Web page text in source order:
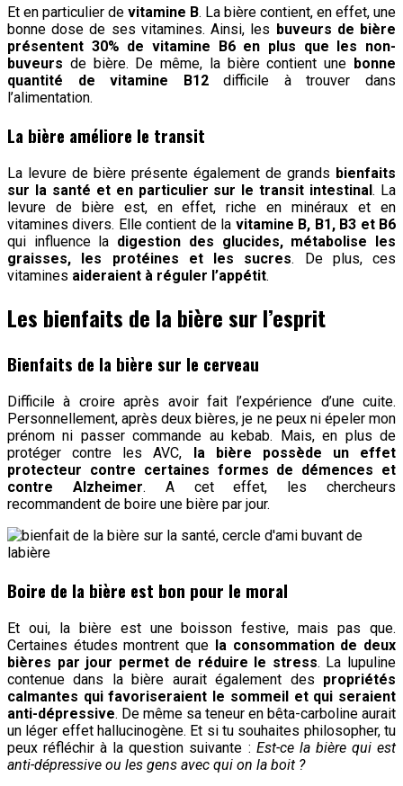
Et en particulier de vitamine B. La bière contient, en effet, une
bonne dose de ses vitamines. Ainsi, les buveurs de bière
présentent 30% de vitamine B6 en plus que les non-
buveurs de bière. De même, la bière contient une bonne
quantité de vitamine B12difficile à trouver dans
l’alimentation.
La bière améliore le transit
La levure de bière présente également de grands bienfaits
sur la santé et en particulier sur le transit intestinal. La
levure de bière est, en effet, riche en minéraux et en
vitamines divers. Elle contient de la vitamine B, B1, B3 et B6
qui influence la digestion des glucides, métabolise les
graisses, les protéines et les sucres. De plus, ces
vitamines aideraient à réguler l’appétit.
Les bienfaits de la bière sur l’esprit
Bienfaits de la bière sur le cerveau
Difficile à croire après avoir fait l’expérience d’une cuite.
Personnellement, après deux bières, je ne peux ni épeler mon
prénom ni passer commande au kebab. Mais, en plus de
protéger contre les AVC, la bière possède un effet
protecteur contre certaines formes de démences et
contre Alzheimer. A cet effet, les chercheurs
recommandent de boire une bière par jour.
Boire de la bière est bon pour le moral
Et oui, la bière est une boisson festive, mais pas que.
Certaines études montrent que la consommation de deux
bières par jour permet de réduire le stress. La lupuline
contenue dans la bière aurait également des propriétés
calmantes qui favoriseraient le sommeil et qui seraient
anti-dépressive. De même sa teneur en bêta-carboline aurait
un léger effet hallucinogène. Et si tu souhaites philosopher, tu
peux réfléchir à la question suivante : Est-ce la bière qui est
anti-dépressive ou les gens avec qui on la boit ?